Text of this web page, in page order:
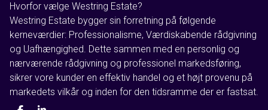
Hvorfor vælge Westring Estate?
Westring Estate bygger sin forretning på følgende
kerneværdier: Professionalisme, Værdiskabende rådgivning
og Uafhængighed. Dette sammen med en personlig og
nærværende rådgivning og professionel markedsføring,
sikrer vore kunder en effektiv handel og et højt provenu på
markedets vilkår og inden for den tidsramme der er fastsat.